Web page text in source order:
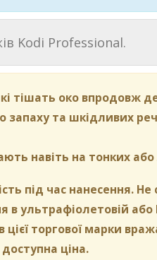
Kodi Professional.
тішать око впродовж
запаху та шкідливих
навіть на тонких
під час нанесення.
в ультрафіолетовій
цієї торгової марки
ціна.